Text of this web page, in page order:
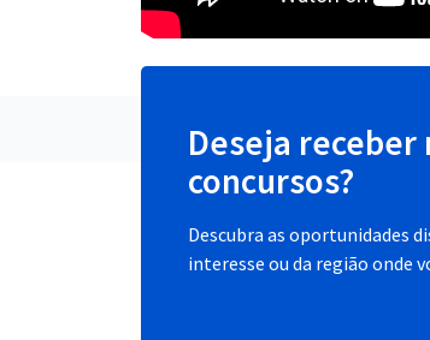
Deseja
concursos?
Descubra as oportunidades
interesse ou da região onde